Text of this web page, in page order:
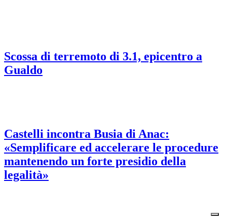
Scossa di terremoto di 3.1, epicentro a
Gualdo
Castelli incontra Busia di Anac:
«Semplificare ed accelerare le procedure
mantenendo un forte presidio della
legalità»